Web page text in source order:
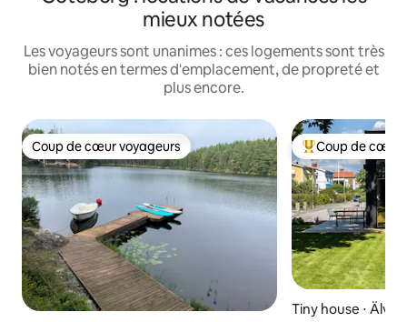
mieux notées
Les voyageurs sont unanimes : ces logements sont très
bien notés en termes d'emplacement, de propreté et
plus encore.
Coup de cœur voyageurs
Coup de cœur voyageurs Coups de cœur
Coup de cœur
Tiny house ⋅